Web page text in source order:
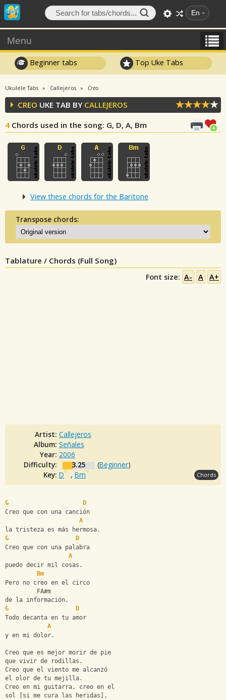
En
Menu
Beginner tabs Top Uke Tabs
Ukulele Tabs Callejeros Creo
CREO UKE TAB BY CALLEJEROS
4 Chords used in the song: G, D, A, Bm
View these chords for the Baritone
Transpose chords:
Tablature / Chords (Full Song)
Font size: A- A A+
Artist: Callejeros
Album: Señales
Year: 2006
Difficulty:
3.25 (Beginner)
Key: D , Bm Chords
G
D
Creo que con una canción
A
la tristeza es más hermosa.
G
D
Creo que con una palabra
A
puedo decir mil cosas.
Bm
Pero no creo en el circo
         FA#m
de la información.
G
D
Todo decanta en tu amor
A
y en mi dolor.
Creo que es mejor morir de pie
que vivir de rodillas.
Creo que el viento me alcanzó
el olor de tu mejilla.
Creo en mi guitarra, creo en el
sol [si me cura las heridas],